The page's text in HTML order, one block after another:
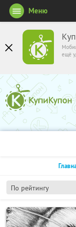
ещё
Меню
По рейтингу